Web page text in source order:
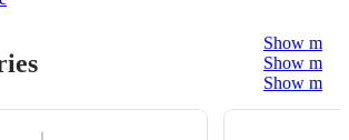
Show more
Show more
Show more